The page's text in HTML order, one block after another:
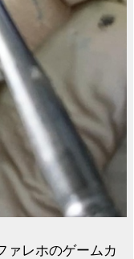
ァレホのゲームカ